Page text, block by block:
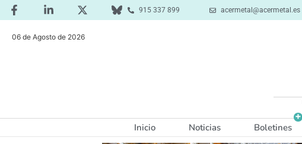
915 337 899 acermetal@acermetal.es
06 de Agosto de 2026
Inicio Noticias Boletines